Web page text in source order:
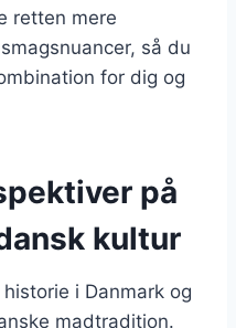
retten mere
så du
for dig og
på
kultur
i Danmark og
madtradition.